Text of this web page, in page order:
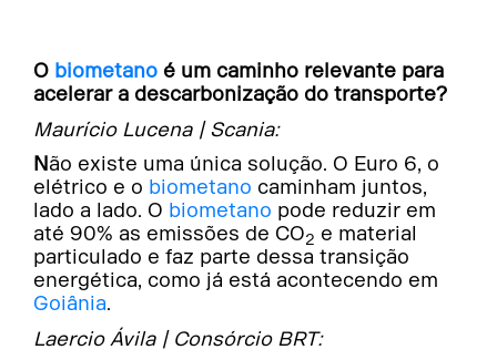
O biometano é um caminho relevante para
acelerar a descarbonização do transporte?
Maurício Lucena | Scania:
Não existe uma única solução. O Euro 6, o
elétrico e o biometano caminham juntos,
lado a lado. O biometano pode reduzir em
até 90% as emissões de CO2 e material
particulado e faz parte dessa transição
energética, como já está acontecendo em
Goiânia.
Laercio Ávila | Consórcio BRT: